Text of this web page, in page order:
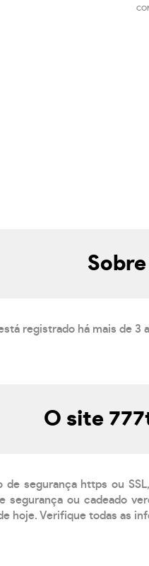
registrado há mais de 3
O site
de segurança https ou
segurança ou cadeado
hoje. Verifique todas as